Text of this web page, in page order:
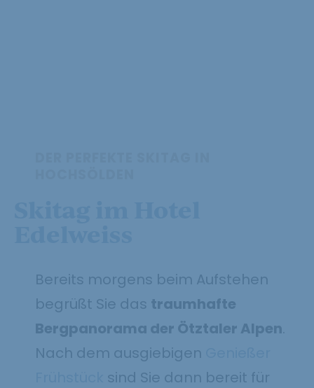
Bereits morgens beim Aufstehen
begrüßt Sie das traumhafte
Bergpanorama der Ötztaler Alpen
Nach dem ausgiebigen
sind Sie dann bereit für